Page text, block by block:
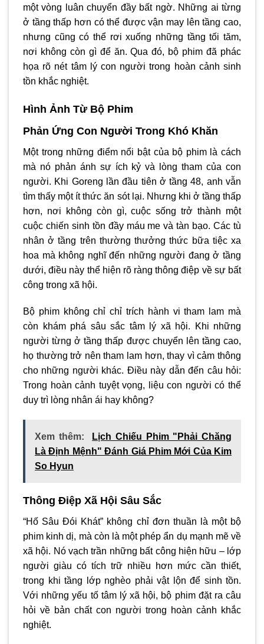
một vòng luân chuyển đầy bất ngờ. Những ai từng
ở tầng thấp hơn có thể được vận may lên tầng cao,
nhưng cũng có thể rơi xuống những tầng tối tăm,
nơi không còn gì để ăn. Qua đó, bộ phim đã phác
họa rõ nét tâm lý con người trong hoàn cảnh sinh
tồn khắc nghiệt.
Hình Ảnh Từ Bộ Phim
Phản Ứng Con Người Trong Khó Khăn
Một trong những điểm nổi bật của bộ phim là cách
mà nó phản ánh sự ích kỷ và lòng tham của con
người. Khi Goreng lần đầu tiên ở tầng 48, anh vẫn
tìm thấy một ít thức ăn sót lại. Nhưng khi ở tầng thấp
hơn, nơi không còn gì, cuộc sống trở thành một
cuộc chiến sinh tồn đầy máu me và tàn bạo. Các tù
nhân ở tầng trên thường thưởng thức bữa tiệc xa
hoa mà không nghĩ đến những người đang ở tầng
dưới, điều này thể hiện rõ ràng thông điệp về sự bất
công trong xã hội.
Bộ phim không chỉ chỉ trích hành vi tham lam mà
còn khám phá sâu sắc tâm lý xã hội. Khi những
người từng ở tầng thấp được chuyển lên tầng cao,
họ thường trở nên tham lam hơn, thay vì cảm thông
cho những người khác. Điều này dẫn đến câu hỏi:
Trong hoàn cảnh tuyệt vọng, liệu con người có thể
duy trì lòng nhân ái hay không?
Xem thêm:
Lịch Chiếu Phim "Phải Chăng
Là Định Mệnh" Đánh Giá Phim Mới Của Kim
So Hyun
Thông Điệp Xã Hội Sâu Sắc
“Hố Sâu Đói Khát” không chỉ đơn thuần là một bộ
phim kinh dị, mà còn là một phép ẩn dụ mạnh mẽ về
xã hội. Nó vạch trần những bất công hiện hữu – lớp
người giàu có tích trữ nhiều hơn mức cần thiết,
trong khi tầng lớp nghèo phải vật lộn để sinh tồn.
Với những yếu tố tâm lý xã hội, bộ phim đặt ra câu
hỏi về bản chất con người trong hoàn cảnh khắc
nghiệt.